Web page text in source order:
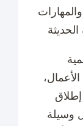
وسيلة